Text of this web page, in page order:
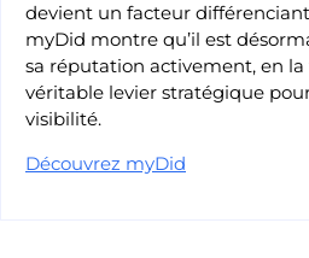
devient un facteur
myDid montre qu’il est
sa réputation activement, en
véritable levier stratégique
visibilité.
Découvrez myDid